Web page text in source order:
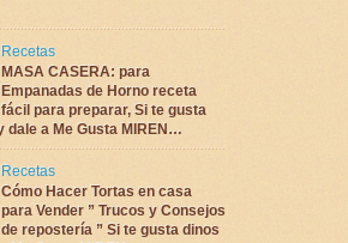
Recetas
MASA CASERA: para
Empanadas de Horno receta
fácil para preparar, Si te gusta
dale a Me Gusta MIREN…
Recetas
Cómo Hacer Tortas en casa
para Vender ” Trucos y Consejos
de repostería ” Si te gusta dinos